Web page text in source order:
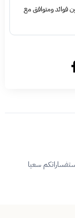
فوائد ومتوافق مع
سعيا